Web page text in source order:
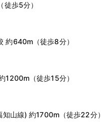
歩5分）
約640m（徒歩8分）
1200m（徒歩15分）
山線) 約1700m（徒歩22分）